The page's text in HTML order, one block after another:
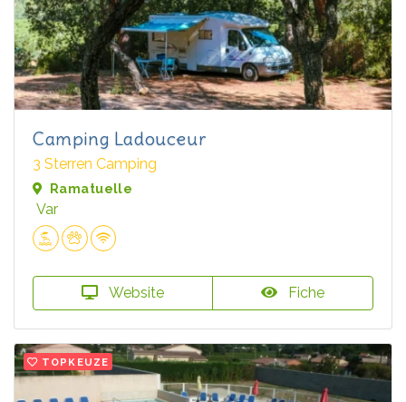
Camping Ladouceur
3 Sterren Camping
Ramatuelle
Var
Website Fiche
TOPKEUZE